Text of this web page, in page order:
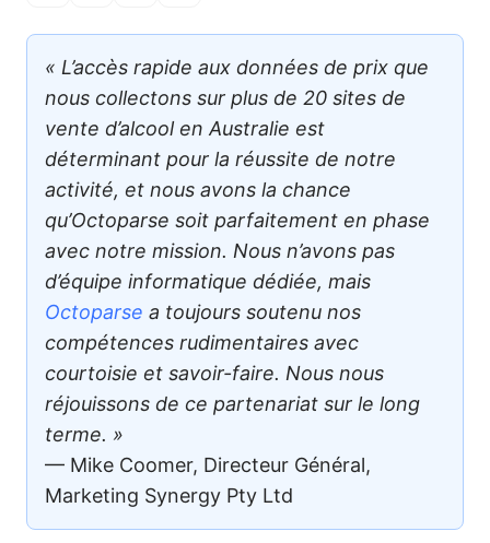
« L’accès rapide aux données de prix que
nous collectons sur plus de 20 sites de
vente d’alcool en Australie est
déterminant pour la réussite de notre
activité, et nous avons la chance
qu’Octoparse soit parfaitement en phase
avec notre mission. Nous n’avons pas
d’équipe informatique dédiée, mais
Octoparse a toujours soutenu nos
compétences rudimentaires avec
courtoisie et savoir-faire. Nous nous
réjouissons de ce partenariat sur le long
terme. »
— Mike Coomer, Directeur Général,
Marketing Synergy Pty Ltd